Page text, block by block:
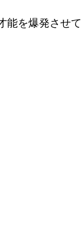
能を爆発させて